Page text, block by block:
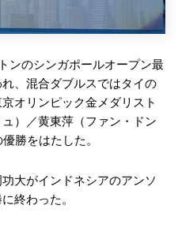
ンのシンガポールオープン最
、混合ダブルスではタイの
オリンピック金メダリスト
）／黄東萍（ファン・ドン
勝をはたした。
大がインドネシアのアンソ
終わった。